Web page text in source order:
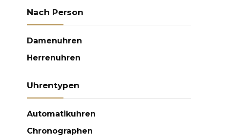
Nach Person
Damenuhren
Herrenuhren
Uhrentypen
Automatikuhren
Chronographen